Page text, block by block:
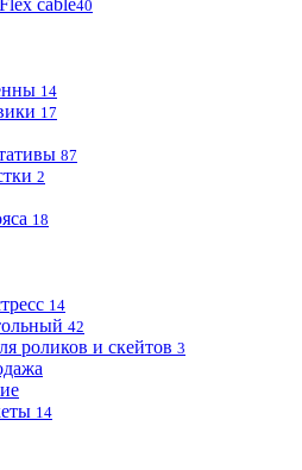
cable40
14
17
87
2
18
14
42
роликов и скейтов 3
14